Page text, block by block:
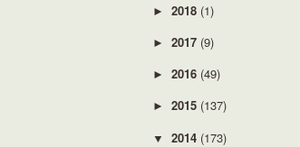
► 2018 (1)
► 2017 (9)
► 2016 (49)
► 2015 (137)
▼ 2014 (173)